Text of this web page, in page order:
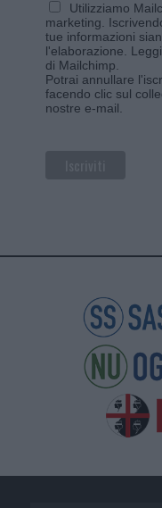
Utilizziamo
marketing.
tue informazioni
l'elaborazione.
di Mailchimp.
Potrai annullare
facendo clic sul
nostre e-mail.